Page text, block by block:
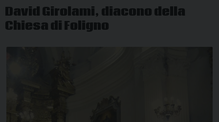
David Girolami, diacono della
Chiesa di Foligno